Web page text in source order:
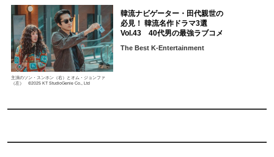
主演のソン・スンホン（右）とオム・ジョンファ
（左） ©2025 KT StudioGenie Co., Ltd
韓流ナビゲーター・田代親世の
必見！ 韓流名作ドラマ3選
Vol.43 40代男の最強ラブコメ
The Best K-Entertainment